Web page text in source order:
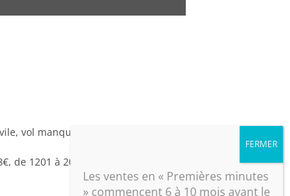
vol manqué, retard de transport,
1201 à 2000€ : 93€, etc)
Les ventes en « Premières minutes
» commencent 6 à 10 mois avant le